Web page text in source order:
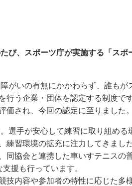
び、スポーツ庁が実施する「ス
がいの有無にかかわらず、誰もが
行う企業・団体を認定する制度で
され、今回の認定に至りました。
手が安心して練習に取り組める
練習環境の拡充に注力してきま
協会と連携した車いすテニスの
援も行っています。
内容や参加者の特性に応じた多